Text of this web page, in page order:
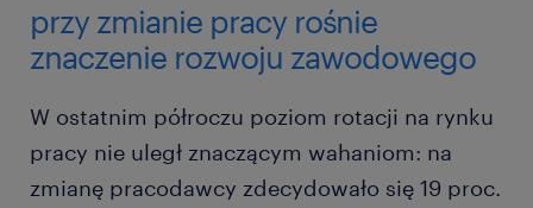
przy zmianie pracy rośnie
znaczenie rozwoju zawodowego
W ostatnim półroczu poziom rotacji na rynku
pracy nie uległ znaczącym wahaniom: na
zmianę pracodawcy zdecydowało się 19 proc.